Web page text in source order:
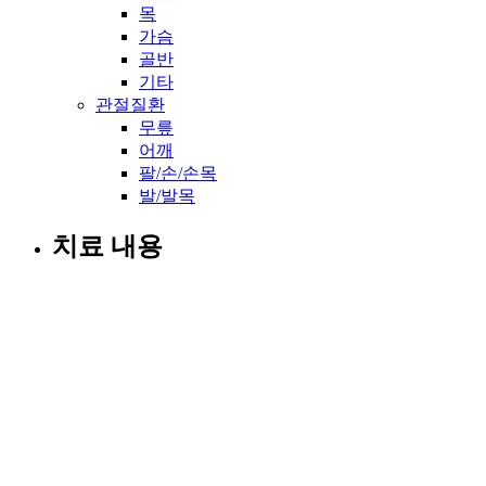
목
가슴
골반
기타
관절질환
무릎
어깨
팔/손/손목
발/발목
치료 내용